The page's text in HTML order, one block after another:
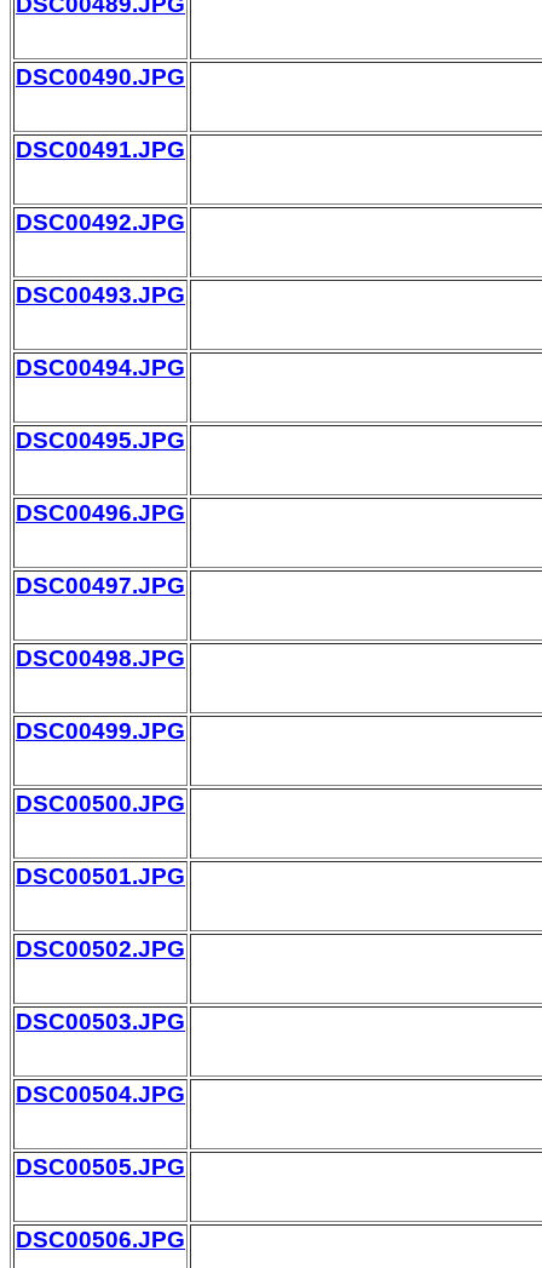
DSC00490.JPG
DSC00491.JPG
DSC00492.JPG
DSC00493.JPG
DSC00494.JPG
DSC00495.JPG
DSC00496.JPG
DSC00497.JPG
DSC00498.JPG
DSC00499.JPG
DSC00500.JPG
DSC00501.JPG
DSC00502.JPG
DSC00503.JPG
DSC00504.JPG
DSC00505.JPG
DSC00506.JPG